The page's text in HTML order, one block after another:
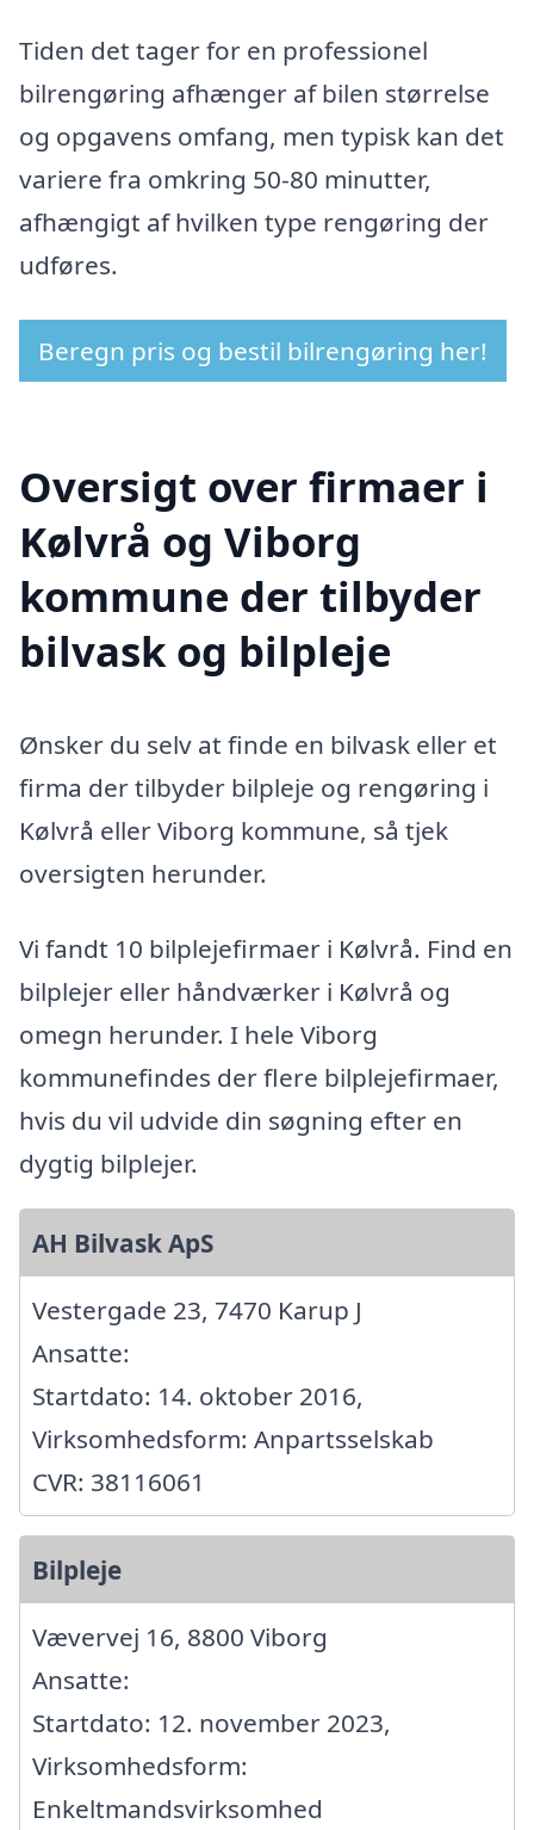
Tiden det tager for en professionel
bilrengøring afhænger af bilen størrelse
og opgavens omfang, men typisk kan det
variere fra omkring 50-80 minutter,
afhængigt af hvilken type rengøring der
udføres.
Beregn pris og bestil bilrengøring her!
Oversigt over firmaer i
Kølvrå og Viborg
kommune der tilbyder
bilvask og bilpleje
Ønsker du selv at finde en bilvask eller et
firma der tilbyder bilpleje og rengøring i
Kølvrå eller Viborg kommune, så tjek
oversigten herunder.
Vi fandt 10 bilplejefirmaer i Kølvrå. Find en
bilplejer eller håndværker i Kølvrå og
omegn herunder. I hele Viborg
kommunefindes der flere bilplejefirmaer,
hvis du vil udvide din søgning efter en
dygtig bilplejer.
AH Bilvask ApS
Vestergade 23, 7470 Karup J
Ansatte:
Startdato: 14. oktober 2016,
Virksomhedsform: Anpartsselskab
CVR: 38116061
Bilpleje
Vævervej 16, 8800 Viborg
Ansatte:
Startdato: 12. november 2023,
Virksomhedsform:
Enkeltmandsvirksomhed